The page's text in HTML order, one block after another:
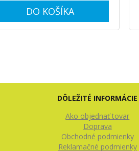
DO KOŠÍKA
DÔLEŽITÉ INFORMÁCIE
Ako objednať tovar
Doprava
Obchodné podmienky
Reklamačné podmienky